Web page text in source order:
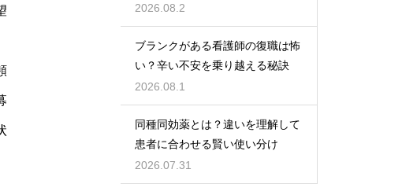
2026.08.2
ブランクがある看護師の復職は怖
い？辛い不安を乗り越える秘訣
2026.08.1
同種同効薬とは？違いを理解して
患者に合わせる賢い使い分け
2026.07.31